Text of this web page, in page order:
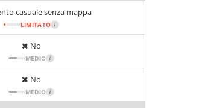
casuale senza mappa
LIMITATO i
No
MEDIO i
No
MEDIO i